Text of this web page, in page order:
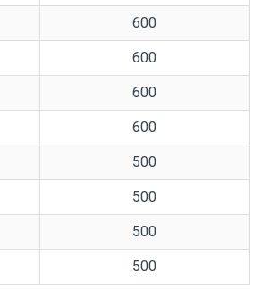
600
600
600
600
500
500
500
500